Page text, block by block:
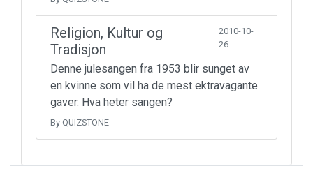
Religion, Kultur og
Tradisjon
2010-10-
26
Denne julesangen fra 1953 blir sunget av
en kvinne som vil ha de mest ektravagante
gaver. Hva heter sangen?
By QUIZSTONE